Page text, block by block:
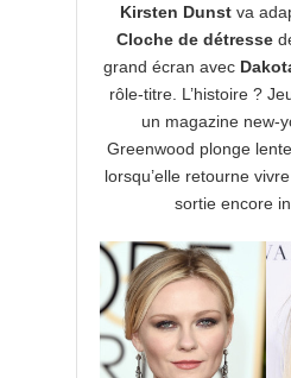
Kirsten Dunstva
Cloche de détresse
grand écran avec
rôle-titre. L’histoire ?
un magazine new-
Greenwood plonge
lorsqu’elle retourne
sortie encore